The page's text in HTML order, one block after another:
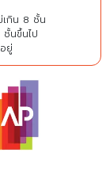
เกิน 8 ชั้น
นขึ้นไป
ยู่